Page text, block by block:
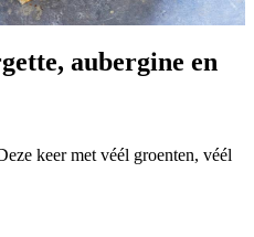
aubergine en
keer met véél groenten, véél